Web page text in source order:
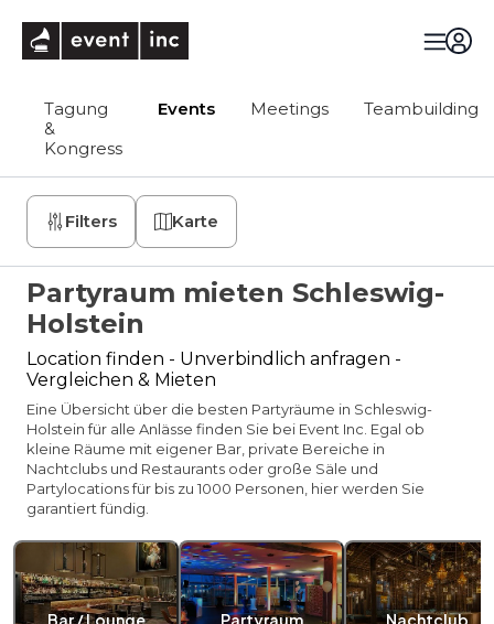
Tagung
&
Kongress
Events Meetings Teambuilding
Filters Karte
Partyraum mieten Schleswig-
Holstein
Location finden - Unverbindlich anfragen -
Vergleichen & Mieten
Eine Übersicht über die besten Partyräume in Schleswig-
Holstein für alle Anlässe finden Sie bei Event Inc. Egal ob
kleine Räume mit eigener Bar, private Bereiche in
Nachtclubs und Restaurants oder große Säle und
Partylocations für bis zu 1000 Personen, hier werden Sie
garantiert fündig.
Bar / Lounge Partyraum Nachtclub